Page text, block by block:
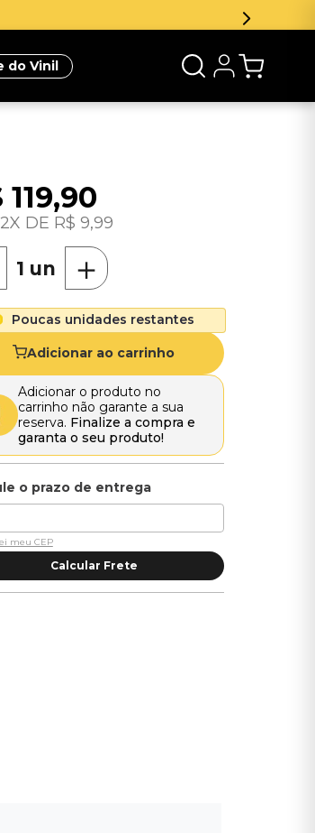
do Vinil
119,90
R$ 9,99
＋
Poucas unidades restantes
Adicionar ao carrinho
Adicionar o produto no
carrinho não garante a sua
reserva. Finalize a compra e
garanta o seu produto!
meu CEP